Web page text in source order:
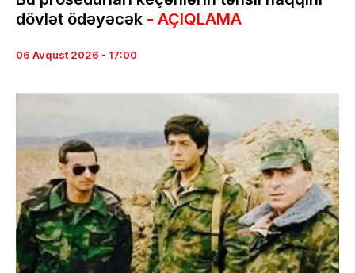
dövlət ödəyəcək - AÇIQLAMA
06 Avqust 2026 - 17:00